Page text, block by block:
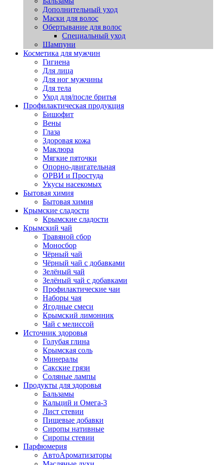
Дополнительный уход
Маски для волос
Обертывание для волос
Специальный уход
Шампуни
Косметика для мужчин
Гигиена
Для лица
Для ног мужчины
Для тела
Уход для/после бритья
Профилактическая продукция
Бишофит
Вены
Глаза
Здоровая кожа
Маклюра
Мягкие пяточки
Опорно-двигательная
ОРВИ и Простуда
Укусы насекомых
Бытовая химия
Бытовая химия
Крымские сладости
Крымские сладости
Крымский чай
Травяной сбор
Моносбор
Чёрный чай
Чёрный чай с добавками
Зелёный чай
Зелёный чай с добавками
Профилактические чаи
Наборы чая
Ягодные смеси
Крымский лимонник
Чай с мелиссой
Источник здоровья
Голубая глина
Крымская соль
Минералы
Сакские грязи
Соляные лампы
Продукты для здоровья
Бальзамы
Кальций и Омега-3
Лист стевии
Пищевые добавки
Сиропы нативные
Сиропы стевии
Парфюмерия
АвтоАроматизаторы